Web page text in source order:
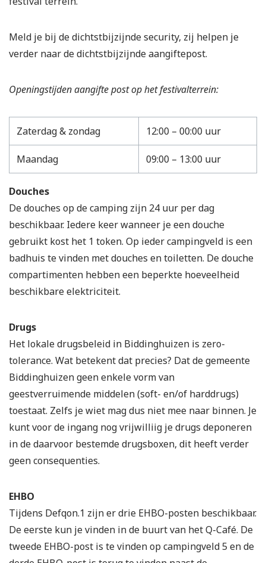
Meld je bij de dichtstbijzijnde security, zij helpen je
verder naar de dichtstbijzijnde aangiftepost.
Openingstijden aangifte post op het festivalterrein:
Zaterdag & zondag 12:00 – 00:00 uur
Maandag 09:00 – 13:00 uur
Douches
De douches op de camping zijn 24 uur per dag
beschikbaar. Iedere keer wanneer je een douche
gebruikt kost het 1 token. Op ieder campingveld is een
badhuis te vinden met douches en toiletten. De douche
compartimenten hebben een beperkte hoeveelheid
beschikbare elektriciteit.
Drugs
Het lokale drugsbeleid in Biddinghuizen is zero-
tolerance. Wat betekent dat precies? Dat de gemeente
Biddinghuizen geen enkele vorm van
geestverruimende middelen (soft- en/of harddrugs)
toestaat. Zelfs je wiet mag dus niet mee naar binnen. Je
kunt voor de ingang nog vrijwilliig je drugs deponeren
in de daarvoor bestemde drugsboxen, dit heeft verder
geen consequenties.
EHBO
Tijdens Defqon.1 zijn er drie EHBO-posten beschikbaar.
De eerste kun je vinden in de buurt van het Q-Café. De
tweede EHBO-post is te vinden op campingveld 5 en de